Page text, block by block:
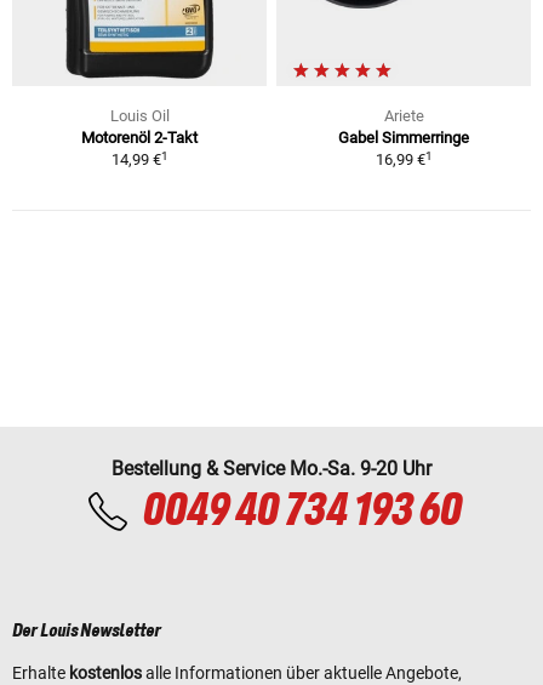
Louis Oil
Motorenöl 2-Takt
14,99 €1
Ariete
Gabel Simmerringe
16,99 €1
Bestellung & Service Mo.-Sa. 9-20 Uhr
0049 40 734 193 60
Der Louis Newsletter
Erhalte kostenlosalle Informationen über aktuelle Angebote,